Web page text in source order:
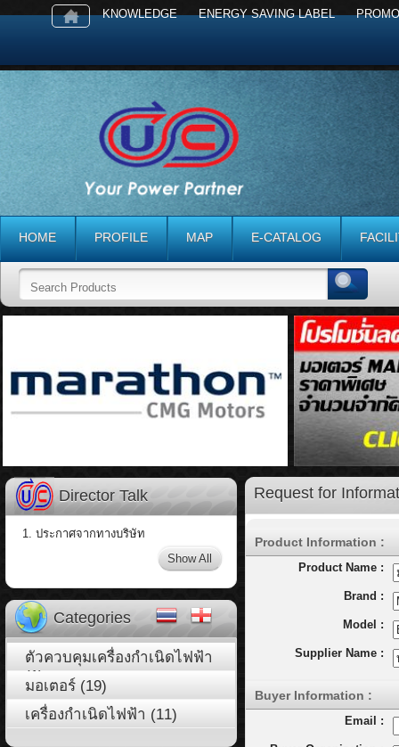
KNOWLEDGE ENERGY SAVING LABEL
HOME PROFILE MAP E-CATALOG
Request for
Product Information :
Product Name :
Brand :
Model :
Supplier Name :
Buyer Information :
Email :
Director Talk
1. ประกาศจากทางบริษัท
Show All
Categories
ตัวควบคุมเครื่องกำเนิดไฟฟ้า
(1)
มอเตอร์ (19)
เครื่องกำเนิดไฟฟ้า (11)